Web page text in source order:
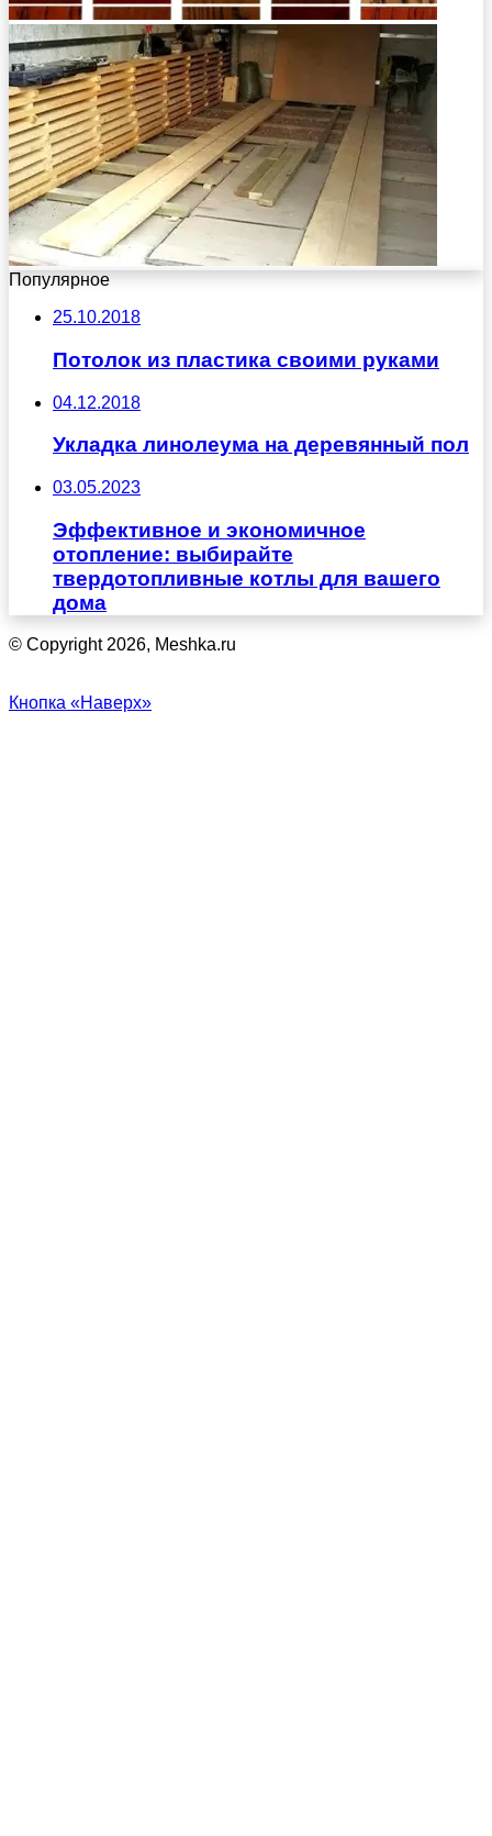
Популярное
25.10.2018
Потолок из пластика своими руками
04.12.2018
Укладка линолеума на деревянный пол
03.05.2023
Эффективное и экономичное
отопление: выбирайте
твердотопливные котлы для вашего
дома
© Copyright 2026, Meshka.ru
Кнопка «Наверх»